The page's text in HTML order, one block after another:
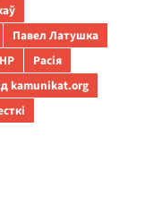
Павел Латушка
Расія
kamunikat.org